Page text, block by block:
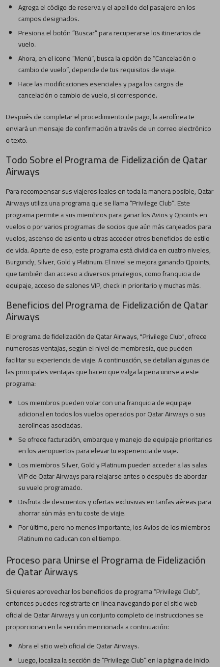
Agrega el código de reserva y el apellido del pasajero en los
campos designados.
Presiona el botón “Buscar” para recuperarse los itinerarios de
vuelo.
Ahora, en el icono “Menú”, busca la opción de “Cancelación o
cambio de vuelo”, depende de tus requisitos de viaje.
Hace las modificaciones esenciales y paga los cargos de
cancelación o cambio de vuelo, si corresponde.
Después de completar el procedimiento de pago, la aerolínea te
enviará un mensaje de confirmación a través de un correo electrónico
o texto.
Todo Sobre el Programa de Fidelización de Qatar
Airways
Para recompensar sus viajeros leales en toda la manera posible, Qatar
Airways utiliza una programa que se llama “Privilege Club”. Este
programa permite a sus miembros para ganar los Avios y Qpoints en
vuelos o por varios programas de socios que aún más canjeados para
vuelos, ascenso de asiento u otras acceder otros beneficios de estilo
de vida. Aparte de eso, este programa está dividida en cuatro niveles,
Burgundy, Silver, Gold y Platinum. El nivel se mejora ganando Qpoints,
que también dan acceso a diversos privilegios, como franquicia de
equipaje, acceso de salones VIP, check in prioritario y muchas más.
Beneficios del Programa de Fidelización de Qatar
Airways
El programa de fidelización de Qatar Airways, "Privilege Club", ofrece
numerosas ventajas, según el nivel de membresía, que pueden
facilitar su experiencia de viaje. A continuación, se detallan algunas de
las principales ventajas que hacen que valga la pena unirse a este
programa:
Los miembros pueden volar con una franquicia de equipaje
adicional en todos los vuelos operados por Qatar Airways o sus
aerolíneas asociadas.
Se ofrece facturación, embarque y manejo de equipaje prioritarios
en los aeropuertos para elevar tu experiencia de viaje.
Los miembros Silver, Gold y Platinum pueden acceder a las salas
VIP de Qatar Airways para relajarse antes o después de abordar
su vuelo programado.
Disfruta de descuentos y ofertas exclusivas en tarifas aéreas para
ahorrar aún más en tu coste de viaje.
Por último, pero no menos importante, los Avios de los miembros
Platinum no caducan con el tiempo.
Proceso para Unirse el Programa de Fidelización
de Qatar Airways
Si quieres aprovechar los beneficios de programa “Privilege Club”,
entonces puedes registrarte en línea navegando por el sitio web
oficial de Qatar Airways y un conjunto completo de instrucciones se
proporcionan en la sección mencionada a continuación:
Abra el sitio web oficial de Qatar Airways.
Luego, localiza la sección de “Privilege Club” en la página de inicio.